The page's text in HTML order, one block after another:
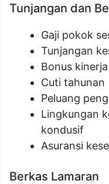
Tunjangan dan
Gaji pokok
Tunjangan
Bonus kinerja
Cuti tahunan
Peluang
Lingkungan
kondusif
Asuransi
Berkas Lamaran